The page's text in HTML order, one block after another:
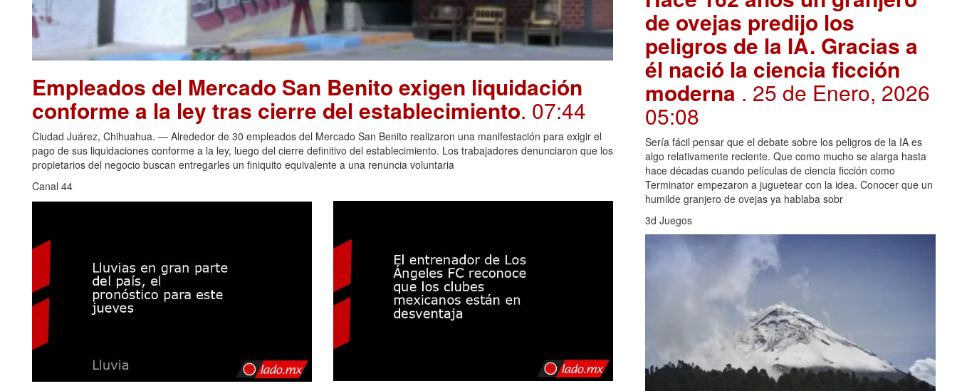
Empleados del Mercado San Benito exigen liquidación
conforme a la ley tras cierre del establecimiento. 07:44
Ciudad Juárez, Chihuahua. — Alrededor de 30 empleados del Mercado San Benito realizaron una manifestación para exigir el
pago de sus liquidaciones conforme a la ley, luego del cierre definitivo del establecimiento. Los trabajadores denunciaron que los
propietarios del negocio buscan entregarles un finiquito equivalente a una renuncia voluntaria
Canal 44
de ovejas predijo los
peligros de la IA. Gracias a
él nació la ciencia ficción
moderna . 25 de Enero, 2026
05:08
Sería fácil pensar que el debate sobre los peligros de la IA es
algo relativamente reciente. Que como mucho se alarga hasta
hace décadas cuando películas de ciencia ficción como
Terminator empezaron a juguetear con la idea. Conocer que un
humilde granjero de ovejas ya hablaba sobr
3d Juegos